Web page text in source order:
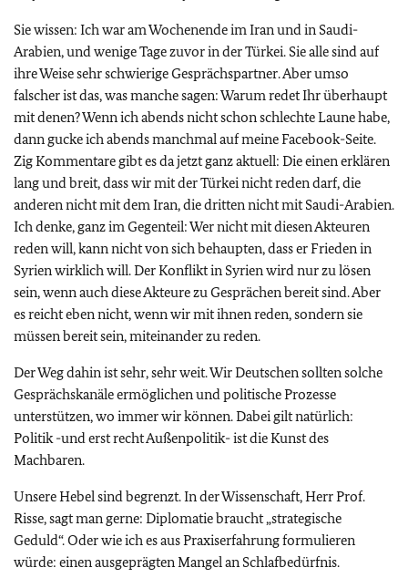
Sie wissen: Ich war am Wochenende im Iran und in Saudi-
Arabien, und wenige Tage zuvor in der Türkei. Sie alle sind auf
ihre Weise sehr schwierige Gesprächspartner. Aber umso
falscher ist das, was manche sagen: Warum redet Ihr überhaupt
mit denen? Wenn ich abends nicht schon schlechte Laune habe,
dann gucke ich abends manchmal auf meine Facebook-Seite.
Zig Kommentare gibt es da jetzt ganz aktuell: Die einen erklären
lang und breit, dass wir mit der Türkei nicht reden darf, die
anderen nicht mit dem Iran, die dritten nicht mit Saudi-Arabien.
Ich denke, ganz im Gegenteil: Wer nicht mit diesen Akteuren
reden will, kann nicht von sich behaupten, dass er Frieden in
Syrien wirklich will. Der Konflikt in Syrien wird nur zu lösen
sein, wenn auch diese Akteure zu Gesprächen bereit sind. Aber
es reicht eben nicht, wenn wir mit ihnen reden, sondern sie
müssen bereit sein, miteinander zu reden.
Der Weg dahin ist sehr, sehr weit. Wir Deutschen sollten solche
Gesprächskanäle ermöglichen und politische Prozesse
unterstützen, wo immer wir können. Dabei gilt natürlich:
Politik -und erst recht Außenpolitik- ist die Kunst des
Machbaren.
Unsere Hebel sind begrenzt. In der Wissenschaft, Herr Prof.
Risse, sagt man gerne: Diplomatie braucht „strategische
Geduld“. Oder wie ich es aus Praxiserfahrung formulieren
würde: einen ausgeprägten Mangel an Schlafbedürfnis.